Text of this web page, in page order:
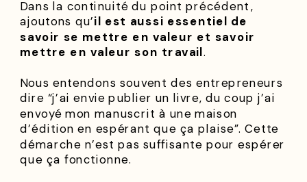
Dans la continuité du point précédent,
ajoutons qu’il est aussi essentiel de
savoir se mettre en valeur et savoir
mettre en valeur son travail.
Nous entendons souvent des entrepreneurs
dire “j’ai envie publier un livre, du coup j’ai
envoyé mon manuscrit à une maison
d’édition en espérant que ça plaise”. Cette
démarche n’est pas suffisante pour espérer
que ça fonctionne.